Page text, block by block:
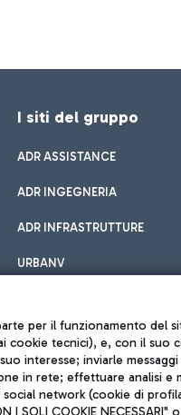
I siti del gruppo
ADR ASSISTANCE
ADR INGEGNERIA
ADR INFRASTRUTTURE
URBANV
per il funzionamento del
cookie tecnici), e, con il
interesse; inviarle
in rete; effettuare analisi
network (cookie di
I SOLI COOKIE